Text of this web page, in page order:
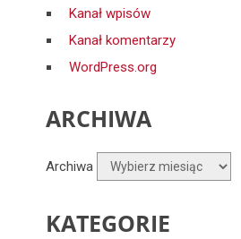
Kanał wpisów
Kanał komentarzy
WordPress.org
ARCHIWA
Archiwa
KATEGORIE